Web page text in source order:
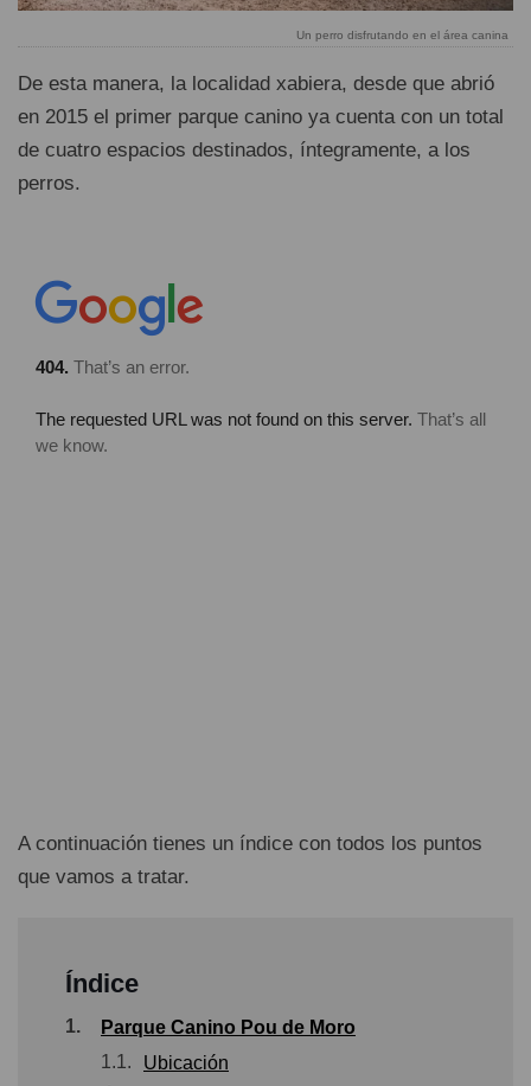
Un perro disfrutando en el área canina
De esta manera, la localidad xabiera, desde que abrió
en 2015 el primer parque canino ya cuenta con un total
de cuatro espacios destinados, íntegramente, a los
perros.
A continuación tienes un índice con todos los puntos
que vamos a tratar.
Índice
1.
Parque Canino Pou de Moro
1.1.
Ubicación